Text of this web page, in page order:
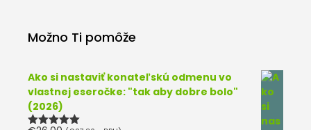
Možno Ti pomôže
Ako si nastaviť konateľskú odmenu vo
vlastnej eseročke: "tak aby dobre bolo"
(2026)